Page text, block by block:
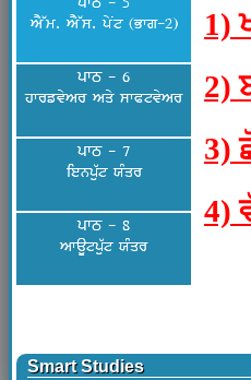
AY~m. AY~s. pyNt (Bwg-2)
ਪਾਠ - 6
hwrfvyAr Aqy swPtvyAr
ਪਾਠ - 7
ienpu`t XMqr
ਪਾਠ - 8
AwaUtpu`t XMqr
1)
2)
3)
4)
Smart Studies